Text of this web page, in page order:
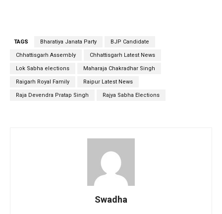
TAGS Bharatiya Janata Party BJP Candidate
Chhattisgarh Assembly Chhattisgarh Latest News
Lok Sabha elections Maharaja Chakradhar Singh
Raigarh Royal Family Raipur Latest News
Raja Devendra Pratap Singh Rajya Sabha Elections
Swadha